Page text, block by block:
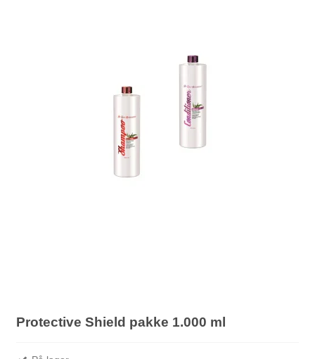
Protective Shield pakke 1.000 ml